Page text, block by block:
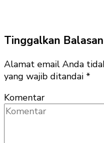
Tinggalkan Balasan
Alamat email Anda
yang wajib ditandai *
Komentar